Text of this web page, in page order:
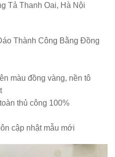
Tả Thanh Oai, Hà Nội
Thành Công Bằng Đồng
màu đồng vàng, nền tô
thủ công 100%
cập nhật mẫu mới